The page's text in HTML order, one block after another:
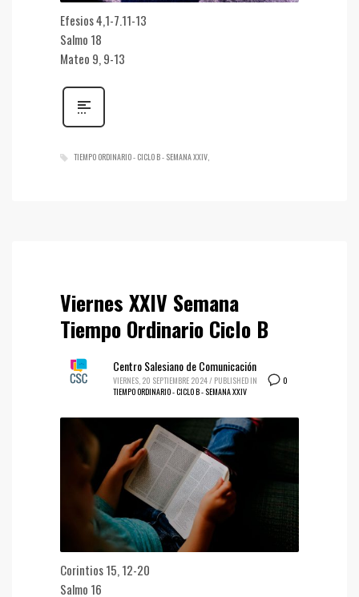
Efesios 4,1-7.11-13
Salmo 18
Mateo 9, 9-13
TIEMPO ORDINARIO - CICLO B - SEMANA XXIV
Viernes XXIV Semana
Tiempo Ordinario Ciclo B
0
Centro Salesiano de Comunicación
VIERNES, 20 SEPTIEMBRE 2024/ PUBLISHED IN
TIEMPO ORDINARIO - CICLO B - SEMANA XXIV
Corintios 15, 12-20
Salmo 16